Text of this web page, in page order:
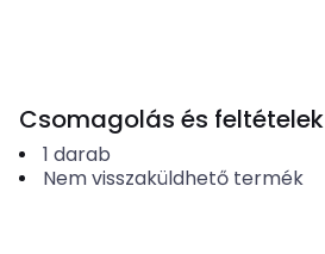
Csomagolás és feltételek
1 darab
Nem visszaküldhető termék